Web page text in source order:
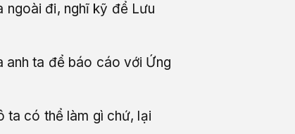
đi, nghĩ kỹ để Lưu
anh ta để báo cáo với Ứng
ta có thể làm gì chứ, lại